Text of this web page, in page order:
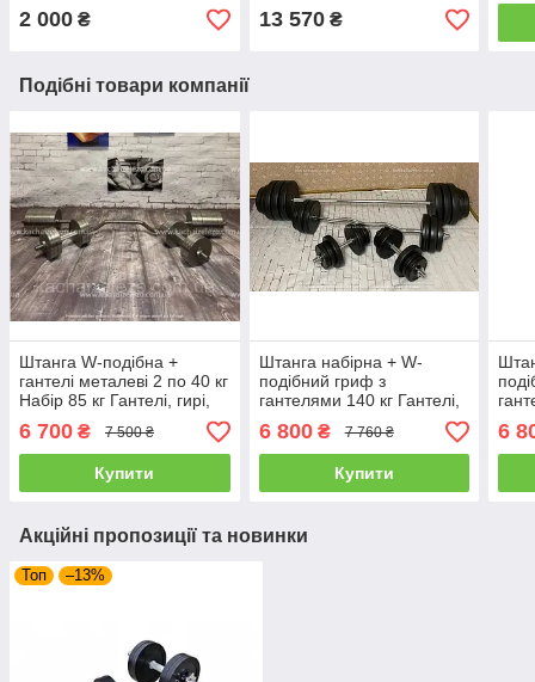
2 000 ₴ 13 570₴
Подібні товари компанії
Штанга W-подібна +
гантелі металеві 2 по 40 кг
Набір 85 кг Гантелі, гирі,
6 700 ₴ 7 500 ₴
Купити
Штанга набірна + W-
подібний гриф з
гантелями 140 кг Гантелі,
ударостійкий пластик
6 800₴ 7 760 ₴
Купити
6
Акційні пропозиції та новинки
Топ –13%